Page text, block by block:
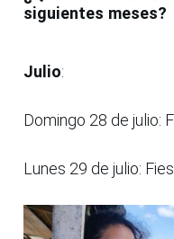
siguientes meses?
Julio:
Domingo 28 de julio:
Lunes 29 de julio: